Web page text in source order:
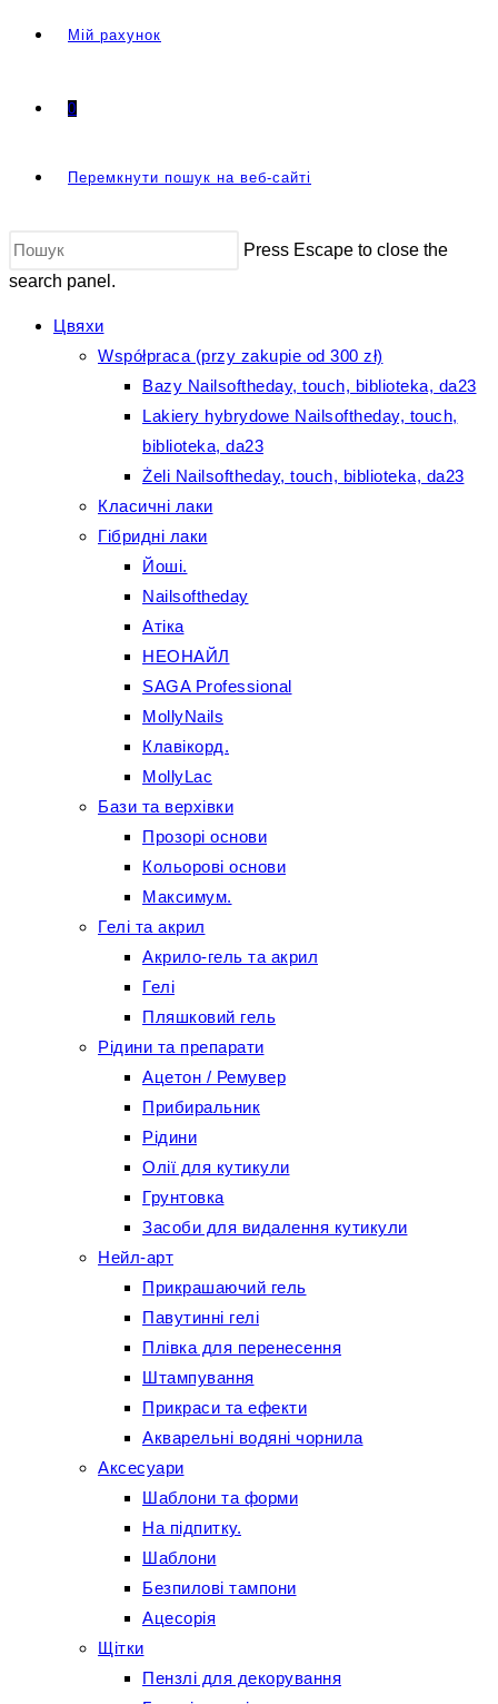
Мій рахунок
0
Перемкнути пошук на веб-сайті
Press Escape to close the
search panel.
Цвяхи
Współpraca (przy zakupie od 300 zł)
Bazy Nailsoftheday, touch, biblioteka, da23
Lakiery hybrydowe Nailsoftheday, touch,
biblioteka, da23
Żeli Nailsoftheday, touch, biblioteka, da23
Класичні лаки
Гібридні лаки
Йоші.
Nailsoftheday
Атіка
НЕОНАЙЛ
SAGA Professional
MollyNails
Клавікорд.
MollyLac
Бази та верхівки
Прозорі основи
Кольорові основи
Максимум.
Гелі та акрил
Акрило-гель та акрил
Гелі
Пляшковий гель
Рідини та препарати
Ацетон / Ремувер
Прибиральник
Рідини
Олії для кутикули
Грунтовка
Засоби для видалення кутикули
Нейл-арт
Прикрашаючий гель
Павутинні гелі
Плівка для перенесення
Штампування
Прикраси та ефекти
Акварельні водяні чорнила
Аксесуари
Шаблони та форми
На підпитку.
Шаблони
Безпилові тампони
Ацесорія
Щітки
Пензлі для декорування